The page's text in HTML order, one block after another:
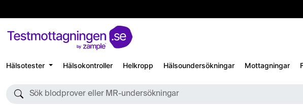
Hälsotester Hälsokontroller Helkropp Hälsoundersökningar Mottagningar
Sök blodprover eller MR-undersökningar